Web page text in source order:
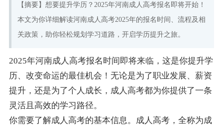
【摘要】想要提升学历？2025年河南成人高考报名即将开始！
本文为你详细解读河南成人高考2025年的报名时间、流程及相
关政策，助你轻松规划学习道路，开启学历提升之旅。
2025年河南成人高考报名时间即将来临，这是你提升学
历、改变命运的最佳机会！无论是为了职业发展、薪资
提升，还是为了个人成长，成人高考都为你提供了一条
灵活且高效的学习路径。
你需要了解成人高考的基本信息。成人高考，全称为成